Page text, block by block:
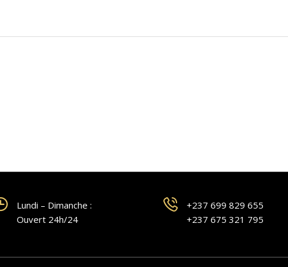
Lundi – Dimanche :
Ouvert 24h/24
+237 699 829 655
+237 675 321 795